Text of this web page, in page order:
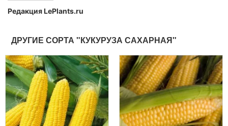
Редакция LePlants.ru
ДРУГИЕ СОРТА "КУКУРУЗА САХАРНАЯ"